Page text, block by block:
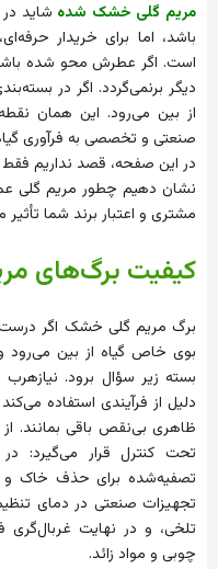
مریم گلی خشک شده شاید
باشد، اما برای خریدار
است. اگر عطرش محو شده
دیگر برنمی‌گردد. اگر در
از بین می‌رود. این همان
صنعتی و تخصصی به فرآوری
در این صفحه، قصد نداریم
نشان دهیم چطور مریم گلی
مشتری و اعتبار برند شما تأثیر
کیفیت برگ‌های
برگ مریم گلی خشک اگر درست
بوی خاص گیاه از بین
بسته زیر سؤال برود.
دلیل از فرآیندی استفاده
ظاهری بی‌نقص باقی بمانند.
تحت کنترل قرار می‌گیرد:
تصفیه‌شده برای حذف خاک و
تجهیزات صنعتی در دمای
تلخی، و در نهایت
چوبی و مواد زائد.